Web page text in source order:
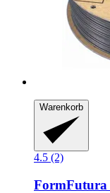
Warenkorb
4.5 (2)
FormFutura